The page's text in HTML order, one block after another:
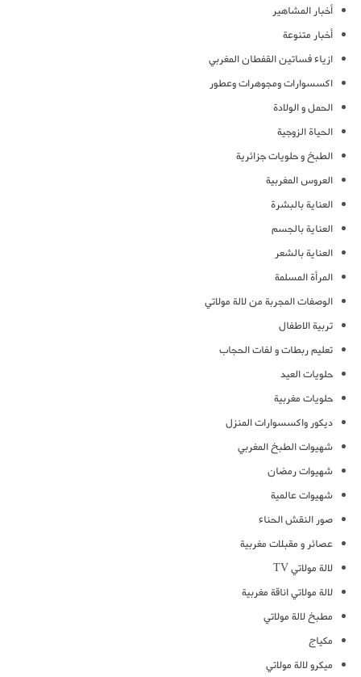
أخبار المشاهير
أخبار متنوعة
ازياء فساتين القفطان المغربي
اكسسوارات ومجوهرات وعطور
الحمل و الولادة
الحياة الزوجية
الطبخ و حلويات جزائرية
العروس المغربية
العناية بالبشرة
العناية بالجسم
العناية بالشعر
المرأة المسلمة
الوصفات المجربة من لالة مولاتي
تربية الاطفال
تعليم ربطات و لفات الحجاب
حلويات العيد
حلويات مغربية
ديكور واكسسوارات المنزل
شهيوات الطبخ المغربي
شهيوات رمضان
شهيوات عالمية
صور النقش الحناء
عصائر و مقبلات مغربية
لالة مولاتي TV
لالة مولاتي اناقة مغربية
مطبخ لالة مولاتي
مكياج
ميكرو لالة مولاتي